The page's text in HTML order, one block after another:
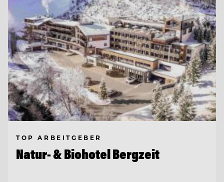
TOP ARBEITGEBER
Natur- & Biohotel Bergzeit